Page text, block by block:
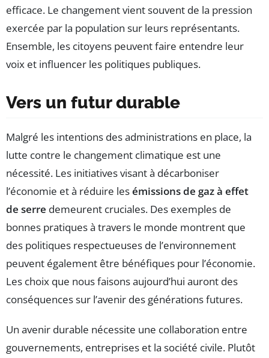
efficace. Le changement vient souvent de la pression
exercée par la population sur leurs représentants.
Ensemble, les citoyens peuvent faire entendre leur
voix et influencer les politiques publiques.
Vers un futur durable
Malgré les intentions des administrations en place, la
lutte contre le changement climatique est une
nécessité. Les initiatives visant à décarboniser
l’économie et à réduire lesémissions de gaz à effet
de serre demeurent cruciales. Des exemples de
bonnes pratiques à travers le monde montrent que
des politiques respectueuses de l’environnement
peuvent également être bénéfiques pour l’économie.
Les choix que nous faisons aujourd’hui auront des
conséquences sur l’avenir des générations futures.
Un avenir durable nécessite une collaboration entre
gouvernements, entreprises et la société civile. Plutôt